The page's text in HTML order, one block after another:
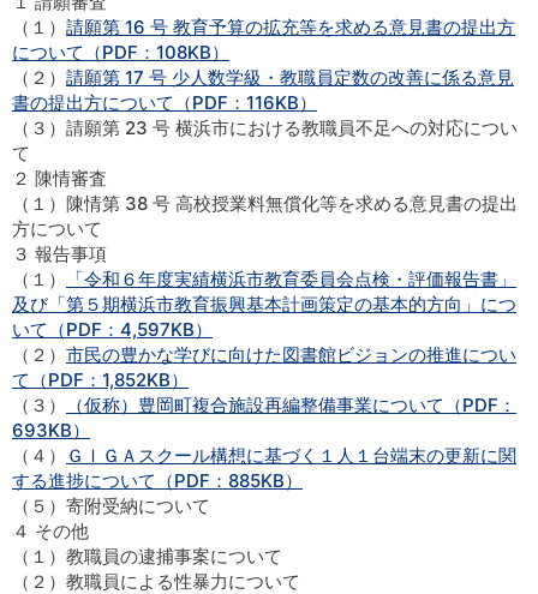
（１） 請願第 16 号 教育予算の拡充等を求める意見書の提出方
について（PDF：108KB）
（２） 請願第 17 号 少人数学級・教職員定数の改善に係る意見
書の提出方について（PDF：116KB）
（３）請願第 23 号 横浜市における教職員不足への対応につい
て
２ 陳情審査
（１）陳情第 38 号 高校授業料無償化等を求める意見書の提出
方について
３ 報告事項
（１）
「令和６年度実績横浜市教育委員会点検・評価報告書」
及び「第５期横浜市教育振興基本計画策定の基本的方向」につ
いて（PDF：4,597KB）
（２） 市民の豊かな学びに向けた図書館ビジョンの推進につい
て（PDF：1,852KB）
（３）
（仮称）豊岡町複合施設再編整備事業について（PDF：
693KB）
（４）
ＧＩＧＡスクール構想に基づく１人１台端末の更新に関
する進捗について（PDF：885KB）
（５）寄附受納について
４ その他
（１）教職員の逮捕事案について
（２）教職員による性暴力について